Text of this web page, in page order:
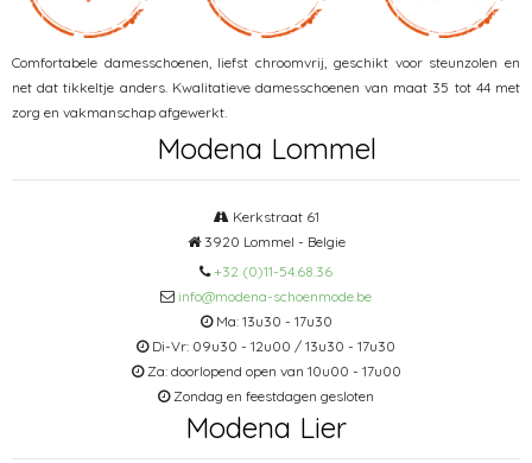
Comfortabele damesschoenen, liefst chroomvrij, geschikt voor steunzolen en
net dat tikkeltje anders. Kwalitatieve damesschoenen van maat 35 tot 44 met
zorg en vakmanschap afgewerkt.
Modena Lommel
Kerkstraat 61
3920 Lommel - Belgie
+32 (0)11-54.68.36
info@modena-schoenmode.be
Ma: 13u30 - 17u30
Di-Vr: 09u30 - 12u00 / 13u30 - 17u30
Za: doorlopend open van 10u00 - 17u00
Zondag en feestdagen gesloten
Modena Lier